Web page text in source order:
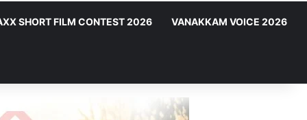
SHORT FILM CONTEST 2026 VANAKKAM VOICE 2026